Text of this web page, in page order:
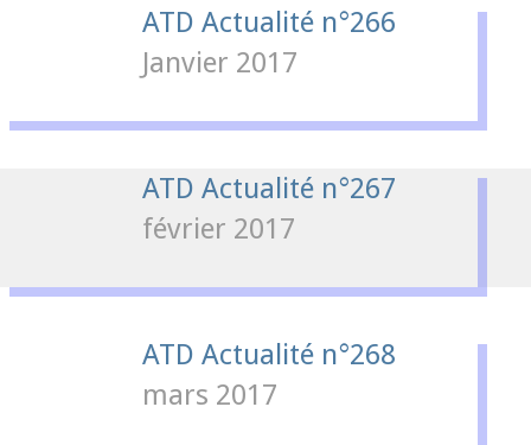
ATD Actualité n°266
Janvier 2017
ATD Actualité n°267
février 2017
ATD Actualité n°268
mars 2017